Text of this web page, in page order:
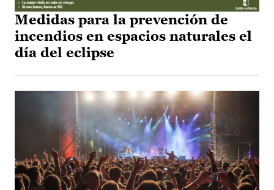
Medidas para la prevención de
incendios en espacios naturales el
día del eclipse